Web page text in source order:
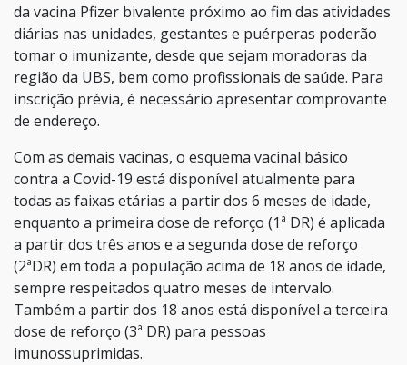
da vacina Pfizer bivalente próximo ao fim das atividades
diárias nas unidades, gestantes e puérperas poderão
tomar o imunizante, desde que sejam moradoras da
região da UBS, bem como profissionais de saúde. Para
inscrição prévia, é necessário apresentar comprovante
de endereço.
Com as demais vacinas, o esquema vacinal básico
contra a Covid-19 está disponível atualmente para
todas as faixas etárias a partir dos 6 meses de idade,
enquanto a primeira dose de reforço (1ª DR) é aplicada
a partir dos três anos e a segunda dose de reforço
(2ªDR) em toda a população acima de 18 anos de idade,
sempre respeitados quatro meses de intervalo.
Também a partir dos 18 anos está disponível a terceira
dose de reforço (3ª DR) para pessoas
imunossuprimidas.